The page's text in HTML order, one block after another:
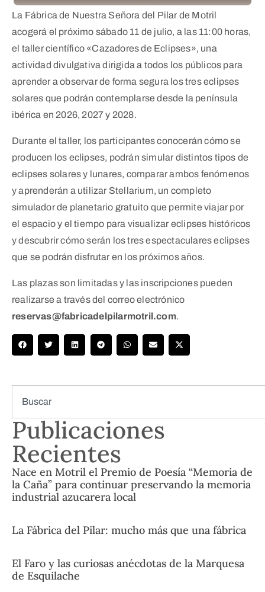
La Fábrica de Nuestra Señora del Pilar de Motril
acogerá el próximo sábado 11 de julio, a las 11:00 horas,
el taller científico «Cazadores de Eclipses», una
actividad divulgativa dirigida a todos los públicos para
aprender a observar de forma segura los tres eclipses
solares que podrán contemplarse desde la península
ibérica en 2026, 2027 y 2028.
Durante el taller, los participantes conocerán cómo se
producen los eclipses, podrán simular distintos tipos de
eclipses solares y lunares, comparar ambos fenómenos
y aprenderán a utilizar Stellarium, un completo
simulador de planetario gratuito que permite viajar por
el espacio y el tiempo para visualizar eclipses históricos
y descubrir cómo serán los tres espectaculares eclipses
que se podrán disfrutar en los próximos años.
Las plazas son limitadas y las inscripciones pueden
realizarse a través del correo electrónico
reservas@fabricadelpilarmotril.com.
Publicaciones
Recientes
Nace en Motril el Premio de Poesía “Memoria de
la Caña” para continuar preservando la memoria
industrial azucarera local
La Fábrica del Pilar: mucho más que una fábrica
El Faro y las curiosas anécdotas de la Marquesa
de Esquilache